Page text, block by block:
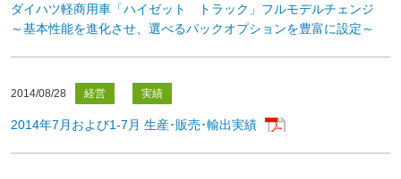
ダイハツ軽商用車「ハイゼット トラック」フルモデルチェンジ
～基本性能を進化させ、選べるパックオプションを豊富に設定～
2014/08/28 経営 実績
2014年7月および1-7月 生産･販売･輸出実績